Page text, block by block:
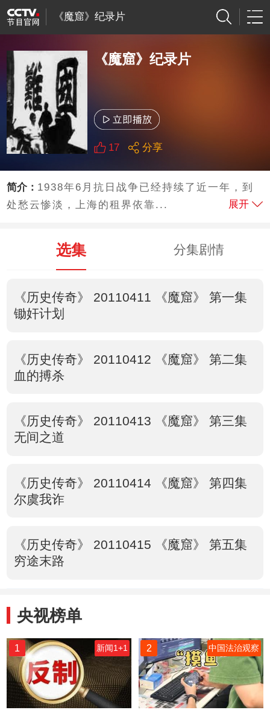
《魔窟》纪录片
《魔窟》纪录片
17 分享
简介： 1938年6月抗日战争已经持续了近一年，到
处愁云惨淡，上海的租界依靠...
展开
选集 分集剧情
《历史传奇》 20110411 《魔窟》 第一集
锄奸计划
《历史传奇》 20110412 《魔窟》 第二集
血的搏杀
《历史传奇》 20110413 《魔窟》 第三集
无间之道
《历史传奇》 20110414 《魔窟》 第四集
尔虞我诈
《历史传奇》 20110415 《魔窟》 第五集
穷途末路
央视榜单
1 新闻1+1 2 中国法治观察